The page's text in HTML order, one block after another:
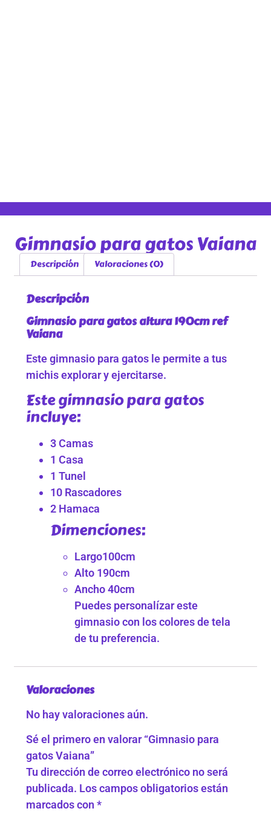
Gimnasio para gatos Vaiana
Descripción Valoraciones (0)
Descripción
Gimnasio para gatos altura 190cm ref
Vaiana
Este gimnasio para gatos le permite a tus
michis explorar y ejercitarse.
Este gimnasio para gatos
incluye:
3 Camas
1 Casa
1 Tunel
10 Rascadores
2 Hamaca
Dimenciones:
Largo100cm
Alto 190cm
Ancho 40cm
Puedes personalízar este
gimnasio con los colores de tela
de tu preferencia.
Valoraciones
No hay valoraciones aún.
Sé el primero en valorar “Gimnasio para
gatos Vaiana”
Tu dirección de correo electrónico no será
publicada. Los campos obligatorios están
marcados con*